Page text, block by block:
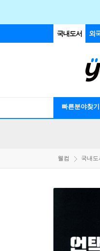
국내도서 외
빠른분야찾기
웰컴 국내도